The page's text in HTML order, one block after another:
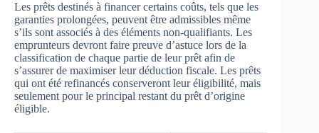
Les prêts destinés à financer certains coûts, tels que les
garanties prolongées, peuvent être admissibles même
s’ils sont associés à des éléments non-qualifiants. Les
emprunteurs devront faire preuve d’astuce lors de la
classification de chaque partie de leur prêt afin de
s’assurer de maximiser leur déduction fiscale. Les prêts
qui ont été refinancés conserveront leur éligibilité, mais
seulement pour le principal restant du prêt d’origine
éligible.